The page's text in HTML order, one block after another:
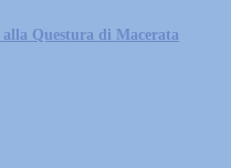
Questura di Macerata